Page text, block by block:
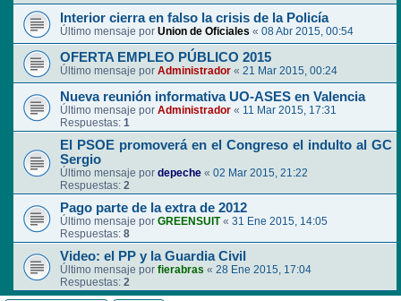
Interior cierra en falso la crisis de la Policía
Último mensaje por Union de Oficiales « 08 Abr 2015, 00:54
OFERTA EMPLEO PÚBLICO 2015
Último mensaje por Administrador « 21 Mar 2015, 00:24
Nueva reunión informativa UO-ASES en Valencia
Último mensaje por Administrador « 11 Mar 2015, 17:31
Respuestas: 1
El PSOE promoverá en el Congreso el indulto al GC
Sergio
Último mensaje por depeche « 02 Mar 2015, 21:22
Respuestas: 2
Pago parte de la extra de 2012
Último mensaje por GREENSUIT« 31 Ene 2015, 14:05
Respuestas: 8
Video: el PP y la Guardia Civil
Último mensaje por fierabras « 28 Ene 2015, 17:04
Respuestas: 2